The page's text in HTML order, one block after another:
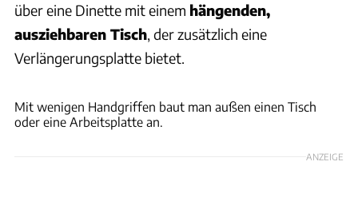
über eine Dinette mit einem hängenden,
ausziehbaren Tisch, der zusätzlich eine
Verlängerungsplatte bietet.
Mit wenigen Handgriffen baut man außen einen Tisch
oder eine Arbeitsplatte an.
ANZEIGE